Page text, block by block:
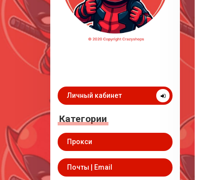
Личный кабинет
Категории
Прокси
Почты | Email